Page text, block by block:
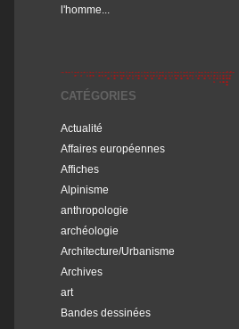
l'homme...
CATÉGORIES
Actualité
Affaires européennes
Affiches
Alpinisme
anthropologie
archéologie
Architecture/Urbanisme
Archives
art
Bandes dessinées